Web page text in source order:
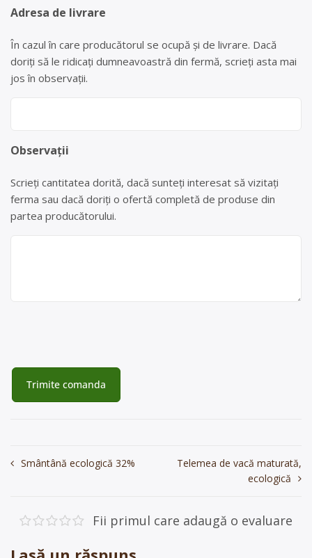
Adresa de livrare
În cazul în care producătorul se ocupă și de livrare. Dacă
doriți să le ridicați dumneavoastră din fermă, scrieți asta mai
jos în observații.
Observații
Scrieți cantitatea dorită, dacă sunteți interesat să vizitați
ferma sau dacă doriți o ofertă completă de produse din
partea producătorului.
Navigare
Smântână ecologică 32%
Telemea de vacă maturată,
ecologică
Fii primul care adaugă o evaluare